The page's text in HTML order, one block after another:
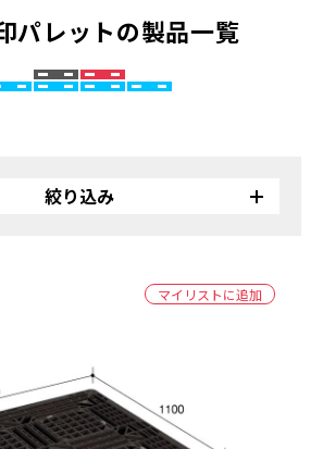
パレットの製品一覧
絞り込み
マイリストに追加